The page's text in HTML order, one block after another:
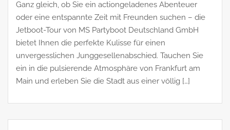
Ganz gleich, ob Sie ein actiongeladenes Abenteuer
oder eine entspannte Zeit mit Freunden suchen – die
Jetboot-Tour von MS Partyboot Deutschland GmbH
bietet Ihnen die perfekte Kulisse für einen
unvergesslichen Junggesellenabschied. Tauchen Sie
ein in die pulsierende Atmosphäre von Frankfurt am
Main und erleben Sie die Stadt aus einer völlig […]